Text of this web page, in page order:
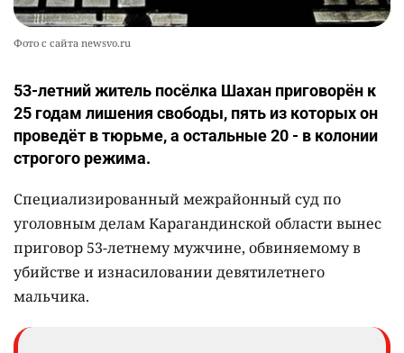
Фото с сайта newsvo.ru
53-летний житель посёлка Шахан приговорён к
25 годам лишения свободы, пять из которых он
проведёт в тюрьме, а остальные 20 - в колонии
строгого режима.
Специализированный межрайонный суд по
уголовным делам Карагандинской области вынес
приговор 53-летнему мужчине, обвиняемому в
убийстве и изнасиловании девятилетнего
мальчика.